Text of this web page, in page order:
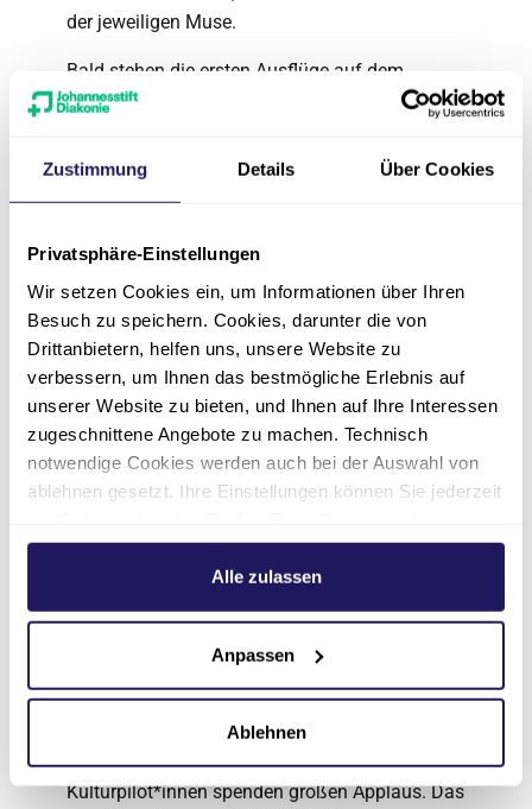
Zustimmung Details Über Cookies
Privatsphäre-Einstellungen
Wir setzen Cookies ein, um Informationen über Ihren
Besuch zu speichern. Cookies, darunter die von
Drittanbietern, helfen uns, unsere Website zu
verbessern, um Ihnen das bestmögliche Erlebnis auf
unserer Website zu bieten, und Ihnen auf Ihre Interessen
zugeschnittene Angebote zu machen. Technisch
notwendige Cookies werden auch bei der Auswahl von
ablehnen gesetzt. Ihre Einstellungen können Sie jederzeit
Weitere Informationen hierzu finden Sie in unserer
.
Alle zulassen
Anpassen
Ablehnen
der jeweiligen Muse.
Bald stehen die ersten Ausflüge auf dem
Programm. Die diesjährigen Staffeln haben das
Mittelpunkt, wie stark sich die jungen
Heimat werden kann.
In spannenden außerschulischen Umgebungen
außerhalb ihrer gewohnten Kieze lernen die
Kinder zum Beispiel Künstler*innen,
Ingenieur*innen oder Wissenschaftler*innen
kennen. Dabei wird der kindliche Forscherdrang
geweckt und Bildung passiert wie von selbst.
Die erwachsene Kulturpilotin Susanne von der
Osten-Sacken findet zudem: “Auch wir
Kindern lernen – vor allem, wie
herangehen."
Am Ende der Eröffnungsveranstaltung
verkündet Stefan Groß-Leisner, Projektmanager
von “Kinder beflügeln” feierlich: “Die 16.
Kulturpilotenstaffel ist hiermit eröffnet!” Die
Kulturpilot*innen spenden großen Applaus. Das